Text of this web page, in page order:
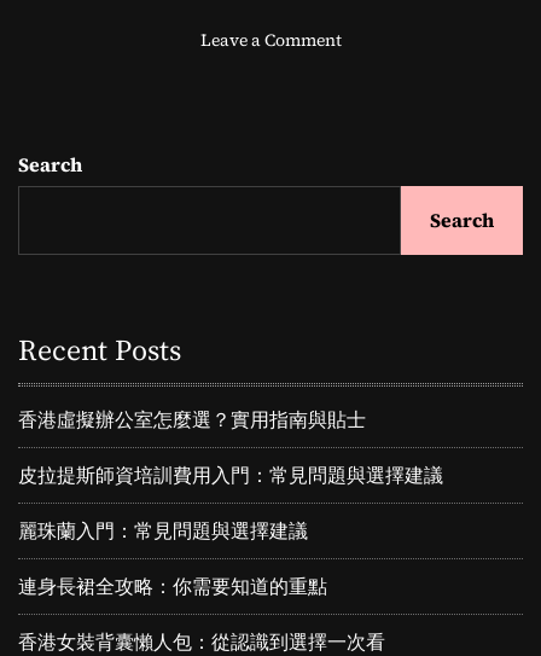
Leave a Commento
：
輔
導
助
你
迎
戰
Search
Search
Recent Posts
香港虛擬辦公室怎麼選？實用指南與貼士
皮拉提斯師資培訓費用入門：常見問題與選擇建議
麗珠蘭入門：常見問題與選擇建議
連身長裙全攻略：你需要知道的重點
香港女裝背囊懶人包：從認識到選擇一次看